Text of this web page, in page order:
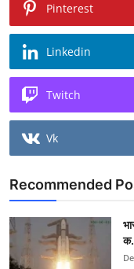
Pinterest
Linkedin
Twitch
Vk
Recommended